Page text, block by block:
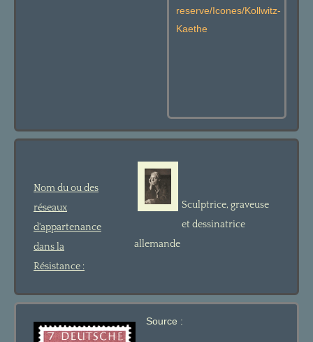
reserve/Icones/Kollwitz-
Kaethe
Nom du ou des
réseaux
d'appartenance
dans la
Résistance :
Sculptrice, graveuse
et dessinatrice
allemande
Source :